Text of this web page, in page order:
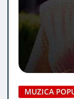
MUZICA